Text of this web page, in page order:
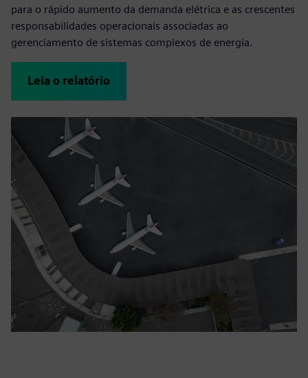
para o rápido aumento da demanda elétrica e as crescentes
responsabilidades operacionais associadas ao
gerenciamento de sistemas complexos de energia.
Leia o relatório